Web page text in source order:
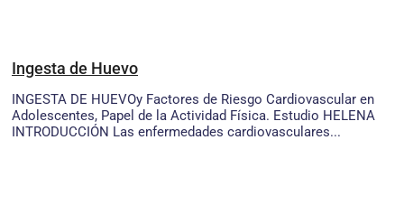
Ingesta de Huevo
INGESTA DE HUEVOy Factores de Riesgo Cardiovascular en
Adolescentes, Papel de la Actividad Física. Estudio HELENA
INTRODUCCIÓN Las enfermedades cardiovasculares...